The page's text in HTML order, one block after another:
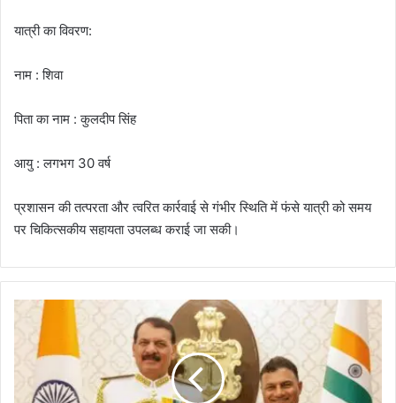
यात्री का विवरण:
नाम : शिवा
पिता का नाम : कुलदीप सिंह
आयु : लगभग 30 वर्ष
प्रशासन की तत्परता और त्वरित कार्रवाई से गंभीर स्थिति में फंसे यात्री को समय
पर चिकित्सकीय सहायता उपलब्ध कराई जा सकी।